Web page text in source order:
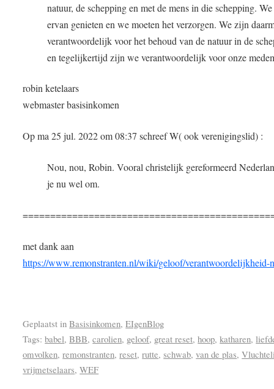
natuur, de schepping en met de mens in die schepping.
ervan genieten en we moeten het verzorgen. We zijn
verantwoordelijk voor het behoud van de natuur in de
en tegelijkertijd zijn we verantwoordelijk voor onze
robin ketelaars
webmaster basisinkomen
​Op ma 25 jul. 2022 om 08:37 schreef W( ook verenigingslid) :
Nou, nou, Robin. Vooral christelijk gereformeerd
je nu wel om.
met dank aan
https://www.remonstranten.nl/wiki/geloof/verantwoordelijkheid-
Geplaatst in Basisinkomen,EIgenBlog
Tags: babel,BBB,carolien, geloof, great reset,hoop,katharen,
omvolken,remonstranten,reset,rutte,schwab,van de plas,
vrijmetselaars,WEF